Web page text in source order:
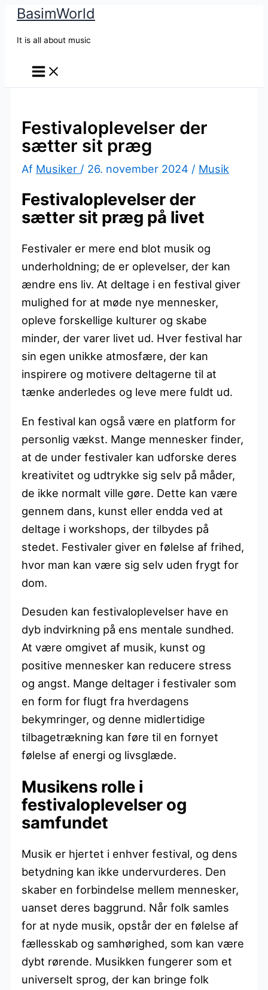
BasimWorld
It is all about music
Festivaloplevelser der
sætter sit præg
Af Musiker / 26. november 2024 / Musik
Festivaloplevelser der
sætter sit præg på livet
Festivaler er mere end blot musik og
underholdning; de er oplevelser, der kan
ændre ens liv. At deltage i en festival giver
mulighed for at møde nye mennesker,
opleve forskellige kulturer og skabe
minder, der varer livet ud. Hver festival har
sin egen unikke atmosfære, der kan
inspirere og motivere deltagerne til at
tænke anderledes og leve mere fuldt ud.
En festival kan også være en platform for
personlig vækst. Mange mennesker finder,
at de under festivaler kan udforske deres
kreativitet og udtrykke sig selv på måder,
de ikke normalt ville gøre. Dette kan være
gennem dans, kunst eller endda ved at
deltage i workshops, der tilbydes på
stedet. Festivaler giver en følelse af frihed,
hvor man kan være sig selv uden frygt for
dom.
Desuden kan festivaloplevelser have en
dyb indvirkning på ens mentale sundhed.
At være omgivet af musik, kunst og
positive mennesker kan reducere stress
og angst. Mange deltager i festivaler som
en form for flugt fra hverdagens
bekymringer, og denne midlertidige
tilbagetrækning kan føre til en fornyet
følelse af energi og livsglæde.
Musikens rolle i
festivaloplevelser og
samfundet
Musik er hjertet i enhver festival, og dens
betydning kan ikke undervurderes. Den
skaber en forbindelse mellem mennesker,
uanset deres baggrund. Når folk samles
for at nyde musik, opstår der en følelse af
fællesskab og samhørighed, som kan være
dybt rørende. Musikken fungerer som et
universelt sprog, der kan bringe folk